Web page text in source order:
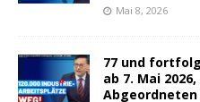
Mai 8, 2026
77 und
ab 7. Mai
Abgeordneten